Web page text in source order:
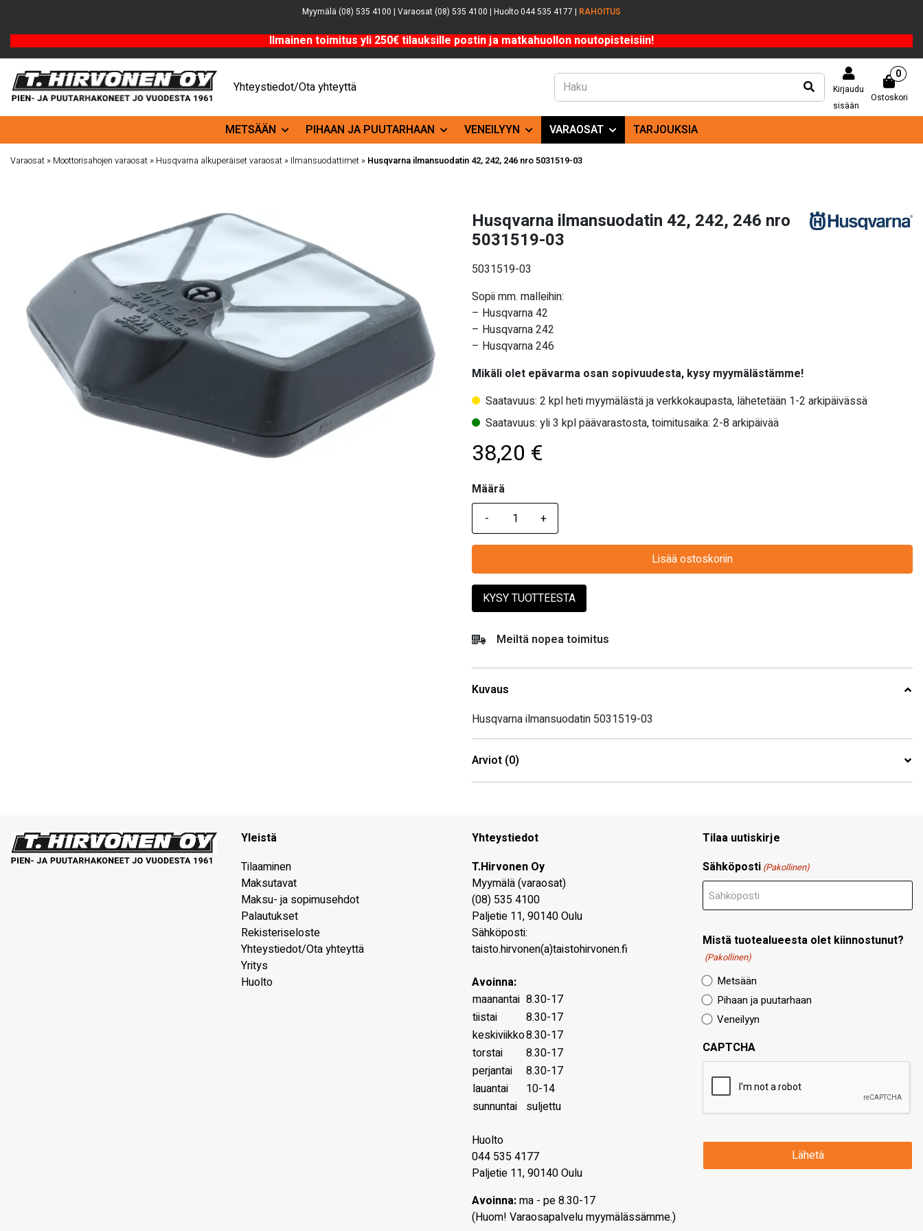
Myymälä (08) 535 4100 | Varaosat (08) 535 4100 | Huolto 044 535 4177 | RAHOITUS
Ilmainen toimitus yli 250€ tilauksille postin ja matkahuollon noutopisteisiin!
Yhteystiedot/Ota yhteyttä
Kirjaudu
sisään
Ostoskori
0
METSÄÄN PIHAAN JA PUUTARHAAN VENEILYYN VARAOSAT TARJOUKSIA
Varaosat » Moottorisahojen varaosat » Husqvarna alkuperäiset varaosat » Ilmansuodattimet » Husqvarna ilmansuodatin 42, 242, 246 nro 5031519-03
Husqvarna ilmansuodatin 42, 242, 246 nro
5031519-03
5031519-03
Sopii mm. malleihin:
– Husqvarna 42
– Husqvarna 242
– Husqvarna 246
Mikäli olet epävarma osan sopivuudesta, kysy myymälästämme!
Saatavuus: 2 kpl heti myymälästä ja verkkokaupasta, lähetetään 1-2 arkipäivässä
Saatavuus: yli 3 kpl päävarastosta, toimitusaika: 2-8 arkipäivää
38,20 €
Määrä
Määrä
Lisää ostoskoriin
KYSY TUOTTEESTA
Meiltä nopea toimitus
Kuvaus
Husqvarna ilmansuodatin 5031519-03
Arviot (0)
Yleistä
Tilaaminen
Maksutavat
Maksu- ja sopimusehdot
Palautukset
Rekisteriseloste
Yhteystiedot/Ota yhteyttä
Yritys
Huolto
Yhteystiedot
T.Hirvonen Oy
Myymälä (varaosat)
(08) 535 4100
Paljetie 11,90140Oulu
Sähköposti:
taisto.hirvonen(a)taistohirvonen.fi
Avoinna:
maanantai 8.30-17
tiistai
8.30-17
keskiviikko8.30-17
torstai
8.30-17
perjantai
8.30-17
lauantai
10-14
sunnuntai suljettu
Huolto
044 535 4177
Paljetie 11, 90140 Oulu
Avoinna:ma - pe 8.30-17
(Huom! Varaosapalvelu myymälässämme.)
Tilaa uutiskirje
Sähköposti (Pakollinen)
Mistä tuotealueesta olet kiinnostunut?
(Pakollinen)
Metsään
Pihaan ja puutarhaan
Veneilyyn
CAPTCHA